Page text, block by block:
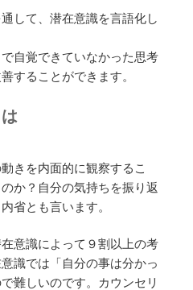
して、潜在意識を言語化し
自覚できていなかった思考
することができます。
きを内面的に観察するこ
か？自分の気持ちを振り返
省とも言います。
意識によって９割以上の考
識では「自分の事は分かっ
難しいのです。カウンセリ